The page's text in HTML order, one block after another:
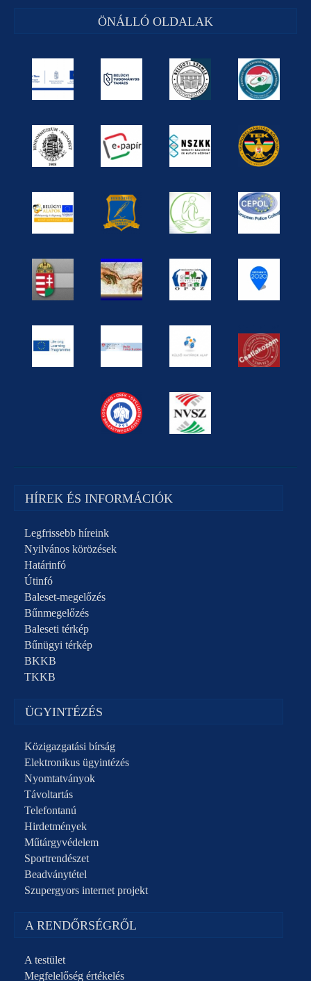
ÖNÁLLÓ OLDALAK
HÍREK ÉS INFORMÁCIÓK
Legfrissebb híreink
Nyilvános körözések
Határinfó
Útinfó
Baleset-megelőzés
Bűnmegelőzés
Baleseti térkép
Bűnügyi térkép
BKKB
TKKB
ÜGYINTÉZÉS
Közigazgatási bírság
Elektronikus ügyintézés
Nyomtatványok
Távoltartás
Telefontanú
Hirdetmények
Műtárgyvédelem
Sportrendészet
Beadványtétel
Szupergyors internet projekt
A RENDŐRSÉGRŐL
A testület
Megfelelőség értékelés